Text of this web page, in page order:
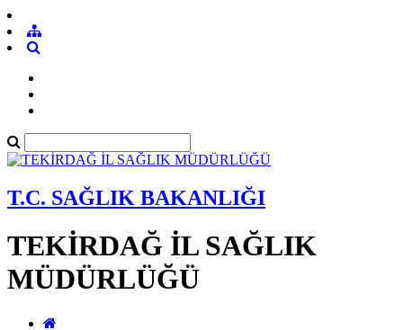
T.C. SAĞLIK BAKANLIĞI
TEKİRDAĞ İL SAĞLIK
MÜDÜRLÜĞÜ